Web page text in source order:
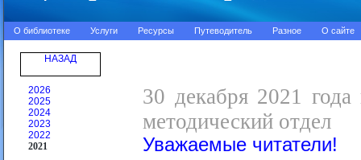
О библиотеке Услуги Ресурсы Путеводитель Разное О сайте
НАЗАД
2026
2025
2024
2023
2022
2021
30 декабря 2021
методический отдел
Уважаемые читатели!